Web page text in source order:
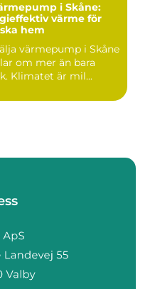
i Skåne:
värme för
hem
värmepump i Skåne
om mer än bara
Klimatet är mil...